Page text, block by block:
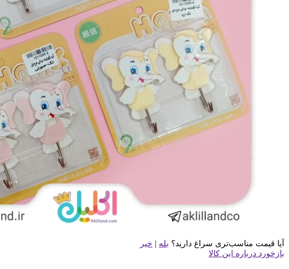
آیا قیمت مناسب‌تری سراغ دارید؟ بله
خیر
بازخورد درباره این کالا